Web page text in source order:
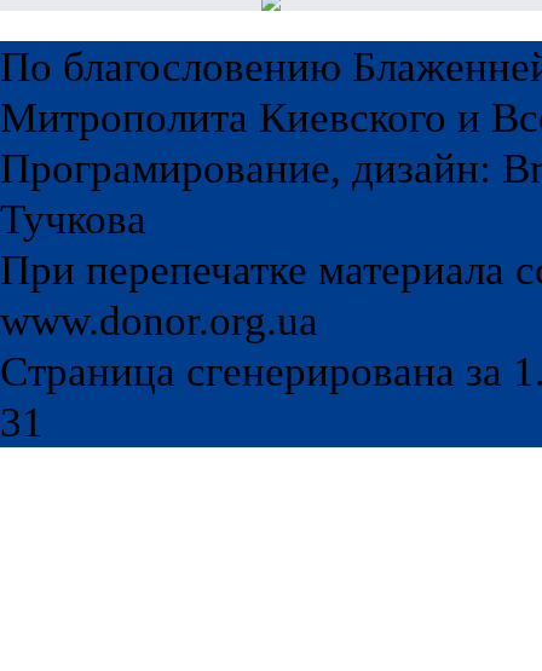
По благословению
Митрополита Киевского и
Програмирование, дизайн:
Тучкова
При перепечатке материала
www.donor.org.ua
Страница сгенерирована за
31